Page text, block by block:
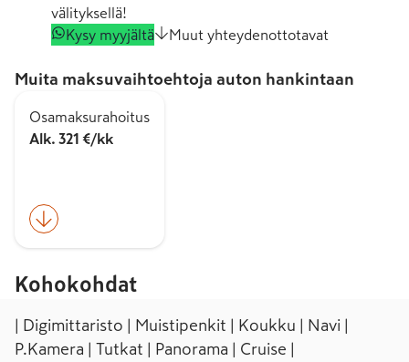
välityksellä!
Kysy myyjältä
Muut yhteydenottotavat
Muita maksuvaihtoehtoja auton hankintaan
Osamaksurahoitus
Alk. 321 €/kk
Kohokohdat
| Digimittaristo | Muistipenkit | Koukku | Navi |
P.Kamera | Tutkat | Panorama | Cruise |